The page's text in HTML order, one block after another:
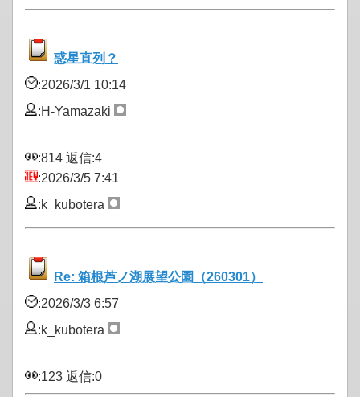
惑星直列？
:2026/3/1 10:14
:H-Yamazaki
:814 返信:4
:2026/3/5 7:41
:k_kubotera
Re: 箱根芦ノ湖展望公園（260301）
:2026/3/3 6:57
:k_kubotera
:123 返信:0